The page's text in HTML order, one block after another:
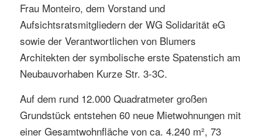
Frau Monteiro, dem Vorstand und
Aufsichtsratsmitgliedern der WG Solidarität eG
sowie der Verantwortlichen von Blumers
Architekten der symbolische erste Spatenstich am
Neubauvorhaben Kurze Str. 3-3C.
Auf dem rund 12.000 Quadratmeter großen
Grundstück entstehen 60 neue Mietwohnungen mit
einer Gesamtwohnfläche von ca. 4.240 m², 73